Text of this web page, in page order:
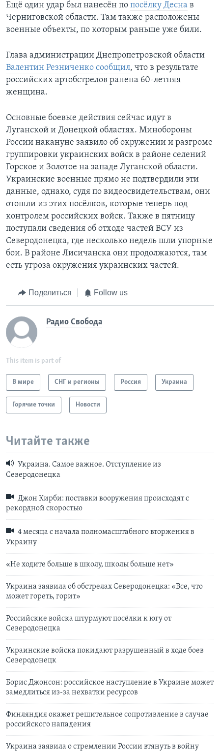
Ещё один удар был нанесён по посёлку Десна в
Черниговской области. Там также расположены
военные объекты, по которым раньше уже били.
Глава администрации Днепропетровской области
Валентин Резниченко сообщил, что в результате
российских артобстрелов ранена 60-летняя
женщина.
Основные боевые действия сейчас идут в
Луганской и Донецкой областях. Минобороны
России накануне заявило об окружении и разгроме
группировки украинских войск в районе селений
Горское и Золотое на западе Луганской области.
Украинские военные прямо не подтвердили эти
данные, однако, судя по видеосвидетельствам, они
отошли из этих посёлков, которые теперь под
контролем российских войск. Также в пятницу
поступали сведения об отходе частей ВСУ из
Северодонецка, где несколько недель шли упорные
бои. В районе Лисичанска они продолжаются, там
есть угроза окружения украинских частей.
Поделиться Follow us
Радио Свобода
This item is part of
В мире СНГ и регионы Россия Украина
Горячие точки Новости
Читайте также
Украина. Самое важное. Отступление из
Северодонецка
Джон Кирби: поставки вооружения происходят с
рекордной скоростью
4 месяца с начала полномасштабного вторжения в
Украину
«Не ходите больше в школу, школы больше нет»
Украина заявила об обстрелах Северодонецка: «Все, что
может гореть, горит»
Российские войска штурмуют посёлки к югу от
Северодонецка
Украинские войска покидают разрушенный в ходе боев
Северодонецк
Борис Джонсон: российское наступление в Украине может
замедлиться из-за нехватки ресурсов
Финляндия окажет решительное сопротивление в случае
российского нападения
Украина заявила о стремлении России втянуть в войну